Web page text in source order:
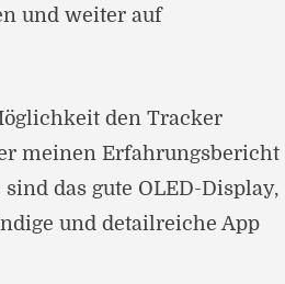
und weiter auf
den Tracker
meinen Erfahrungsbericht
das gute OLED-Display,
und detailreiche App